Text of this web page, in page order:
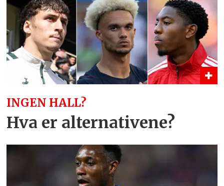
INGEN HALL?
Hva er alternativene?